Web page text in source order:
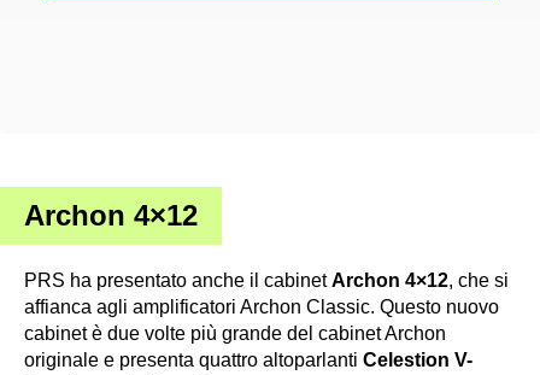
Archon 4×12
PRS ha presentato anche il cabinetArchon 4×12, che si
affianca agli amplificatori Archon Classic. Questo nuovo
cabinet è due volte più grande del cabinet Archon
originale e presenta quattro altoparlanti Celestion V-